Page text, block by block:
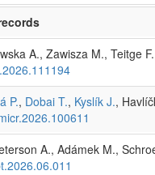
A., Zawisza M., Teitge
P., Dobai T., Kyslík J.,
A., Adámek M.,